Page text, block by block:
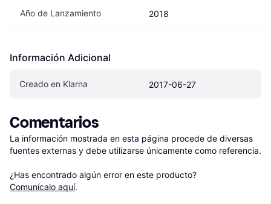
Año de Lanzamiento 2018
Información Adicional
Creado en Klarna 2017-06-27
Comentarios
La información mostrada en esta página procede de diversas
fuentes externas y debe utilizarse únicamente como referencia.
¿Has encontrado algún error en este producto?
Comunícalo aquí.